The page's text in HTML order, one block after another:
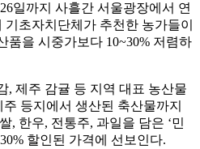
일까지 사흘간 서울광장에서 연
초자치단체가 추천한 농가들이
품을 시중가보다 10~30% 저렴하
, 제주 감귤 등 지역 대표 농산물
등지에서 생산된 축산물까지
, 한우, 전통주, 과일을 담은 ‘민
할인된 가격에 선보인다.